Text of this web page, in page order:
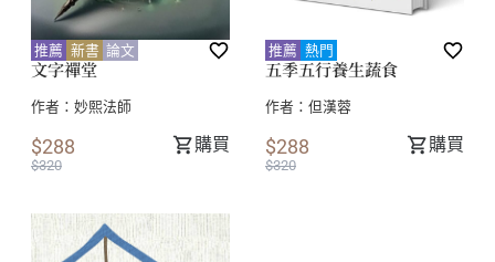
推薦 新書 論文
文字禪堂
作者： 妙熙法師
$288
$320
購買
推薦 熱門
五季五行養生蔬食
作者： 但漢蓉
$288
$320
購買